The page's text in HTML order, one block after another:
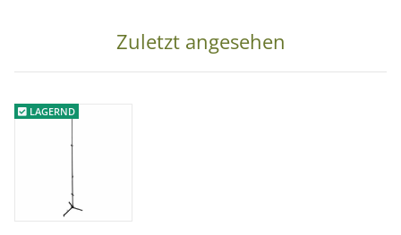
Zuletzt angesehen
LAGERND